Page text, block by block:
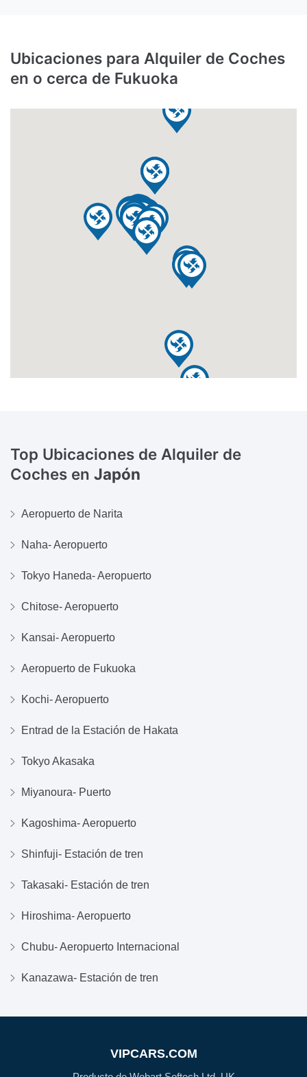
Ubicaciones para Alquiler de Coches
en o cerca de Fukuoka
Top Ubicaciones de Alquiler de
Coches en Japón
Aeropuerto de Narita
Naha- Aeropuerto
Tokyo Haneda- Aeropuerto
Chitose- Aeropuerto
Kansai- Aeropuerto
Aeropuerto de Fukuoka
Kochi- Aeropuerto
Entrad de la Estación de Hakata
Tokyo Akasaka
Miyanoura- Puerto
Kagoshima- Aeropuerto
Shinfuji- Estación de tren
Takasaki- Estación de tren
Hiroshima- Aeropuerto
Chubu- Aeropuerto Internacional
Kanazawa- Estación de tren
VIPCARS.COM